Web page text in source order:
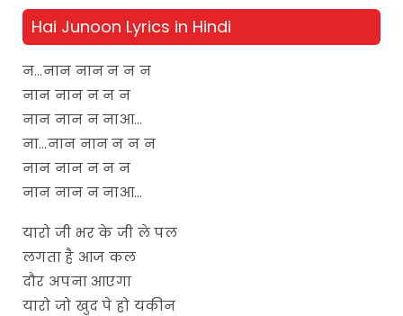
Hai Junoon Lyrics in Hindi
न…नान नान न न न
नान नान न न न
नान नान न नाआ…
ना…नान नान न न न
नान नान न न न
नान नान न नाआ…
यारो जी भर के जी ले पल
लगता है आज कल
दौर अपना आएगा
यारो जो खुद पे हो यकीन